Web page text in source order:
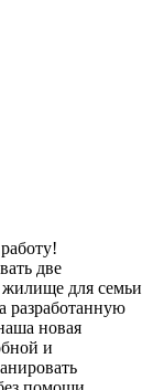
две
для семьи
разработанную
новая
и